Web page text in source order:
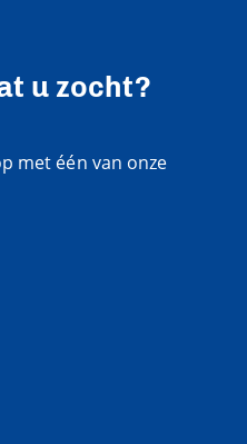
u zocht?
met één van onze